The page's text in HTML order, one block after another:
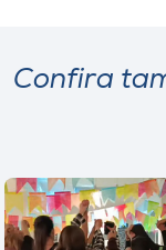
Confira